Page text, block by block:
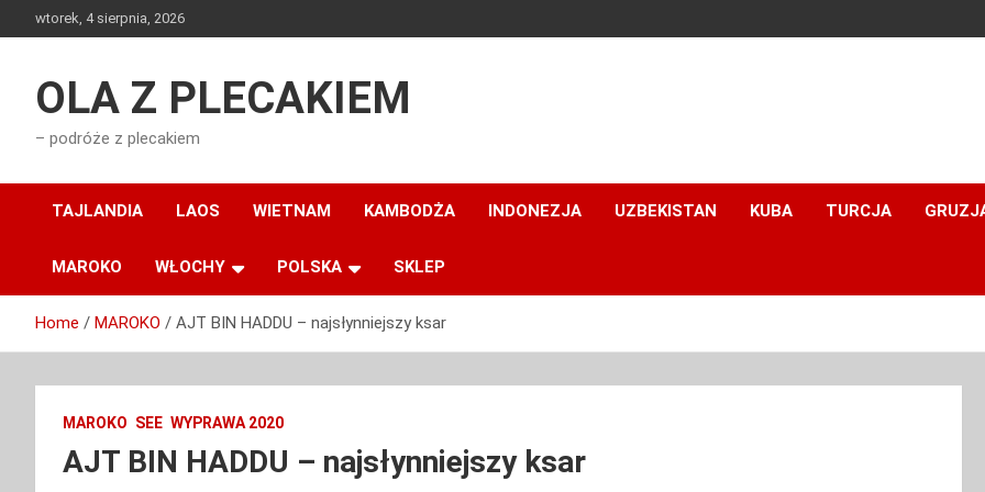
to
wtorek, 4 sierpnia, 2026
OLA Z PLECAKIEM
– podróże z plecakiem
TAJLANDIA LAOS WIETNAM KAMBODŻA INDONEZJA UZBEKISTAN KUBA TURCJA
MAROKO WŁOCHY POLSKA SKLEP
Home MAROKO AJT BIN HADDU – najsłynniejszy ksar
MAROKO SEE WYPRAWA 2020
AJT BIN HADDU – najsłynniejszy ksar